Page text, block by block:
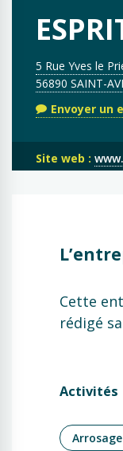
5 Rue Yves le
56890 SAINT-
Envoyer un
Site web :
Cette
rédigé
Activités